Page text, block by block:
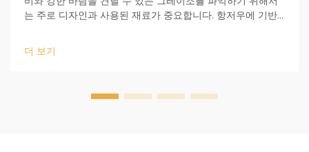
는 주로 디자인과 사용된 재료가 중요합니다. 항저우에 기반
유하고 있으며, 내구성의 첫 번째 요소가 무엇인지 잘 알고 있
습니다...
더 보기